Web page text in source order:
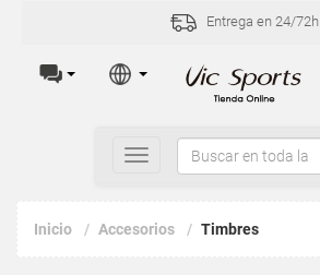
Entrega en 24/72h
Toggle
navigation
Inicio Accesorios Timbres